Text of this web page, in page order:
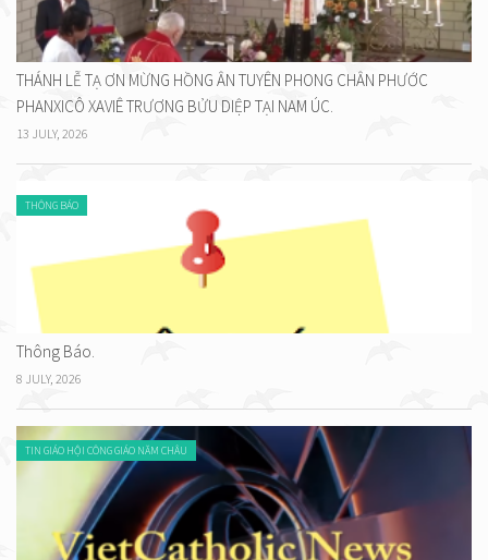
THÁNH LỄ TẠ ƠN MỪNG HỒNG ÂN TUYÊN PHONG CHÂN PHƯỚC
PHANXICÔ XAVIÊ TRƯƠNG BỬU DIỆP TẠI NAM ÚC.
13 JULY, 2026
THÔNG BÁO
Thông Báo.
8 JULY, 2026
TIN GIÁO HỘI CÔNG GIÁO NĂM CHÂU